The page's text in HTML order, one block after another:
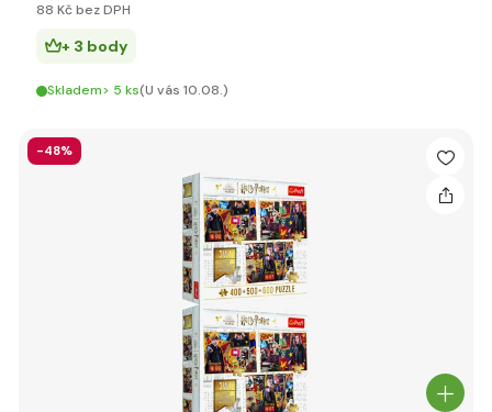
88 Kč bez DPH
+ 3 body
Skladem> 5 ks(U vás 10.08.)
-48%